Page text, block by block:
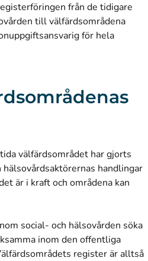
från de tidigare
till välfärdsområdena
för hela
välfärdsområdet har gjorts
handlingar
är i kraft och områdena kan
social- och hälsovården söka
inom den offentliga
register är alltså